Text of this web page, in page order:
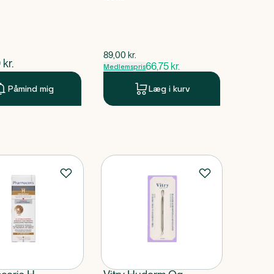
pris
kr.
Påmind mig
$gammel pris
89,00 kr.
Medlemspris66,75 kr.
Læg i kurv